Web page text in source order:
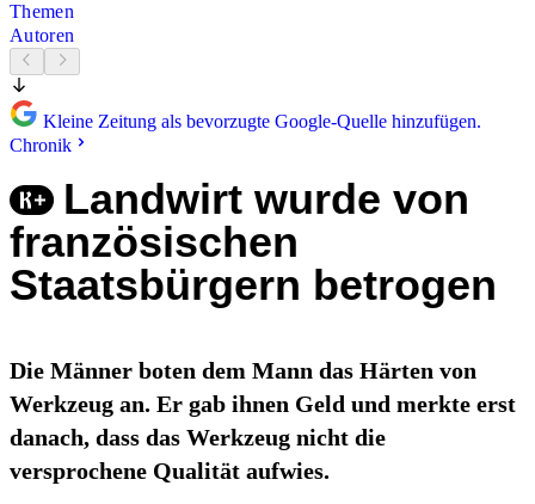
Themen
Autoren
Kleine Zeitung als bevorzugte Google-Quelle hinzufügen.
Chronik
Landwirt wurde von
französischen
Staatsbürgern betrogen
Die Männer boten dem Mann das Härten von
Werkzeug an. Er gab ihnen Geld und merkte erst
danach, dass das Werkzeug nicht die
versprochene Qualität aufwies.